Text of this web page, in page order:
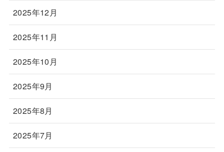
2025年12月
2025年11月
2025年10月
2025年9月
2025年8月
2025年7月